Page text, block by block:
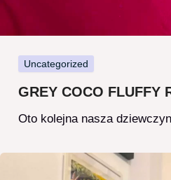
Uncategorized
GREY COCO FLUFFY
Oto kolejna nasza